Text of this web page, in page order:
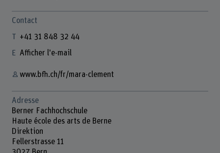
Contact
+41 31 848 32 44
Afficher l'e-mail
www.bfh.ch/fr/mara-clement
Adresse
Berner Fachhochschule
Haute école des arts de Berne
Direktion
Fellerstrasse 11